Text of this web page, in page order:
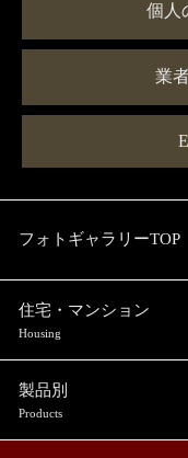
個人
業
フォトギャラリーTOP
住宅・マンション
Housing
製品別
Products